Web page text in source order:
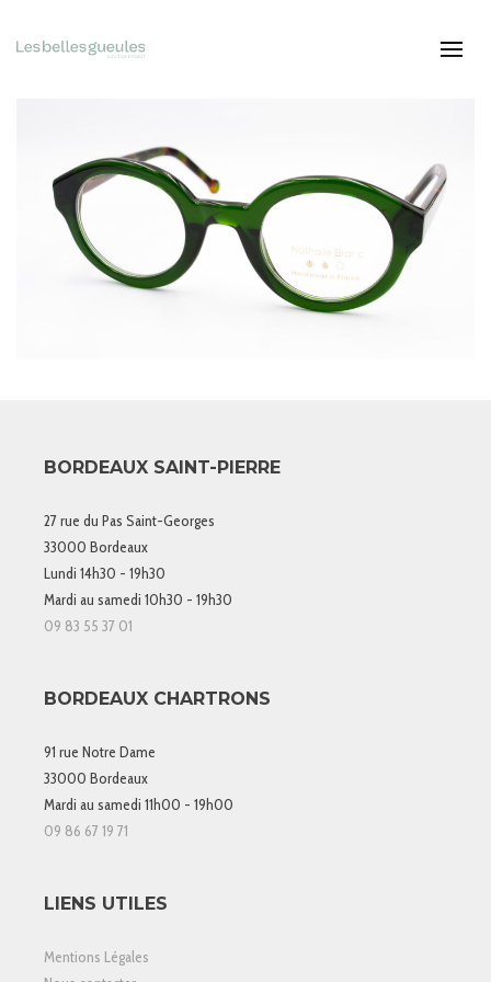
BORDEAUX SAINT-PIERRE
27 rue du Pas Saint-Georges
33000 Bordeaux
Lundi 14h30 - 19h30
Mardi au samedi 10h30 - 19h30
09 83 55 37 01
BORDEAUX CHARTRONS
91 rue Notre Dame
33000 Bordeaux
Mardi au samedi 11h00 - 19h00
09 86 67 19 71
LIENS UTILES
Mentions Légales